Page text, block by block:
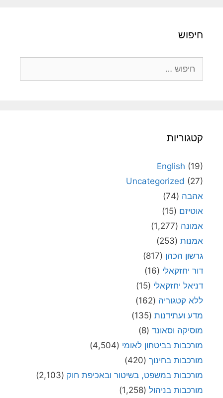
חיפוש
קטגוריות
English (19)
Uncategorized (27)
אהבה (74)
אוטיזם (15)
אמונה (1,277)
אמנות (253)
גרשון הכהן (817)
דור יחזקאלי (16)
דניאל יחזקאלי (15)
ללא קטגוריה (162)
מדע ועתידנות (135)
מוסיקה וסאונד (8)
מורכבות בביטחון לאומי (4,504)
מורכבות בחינוך (420)
מורכבות במשפט, בשיטור ובאכיפת חוק (2,103)
מורכבות בניהול (1,258)